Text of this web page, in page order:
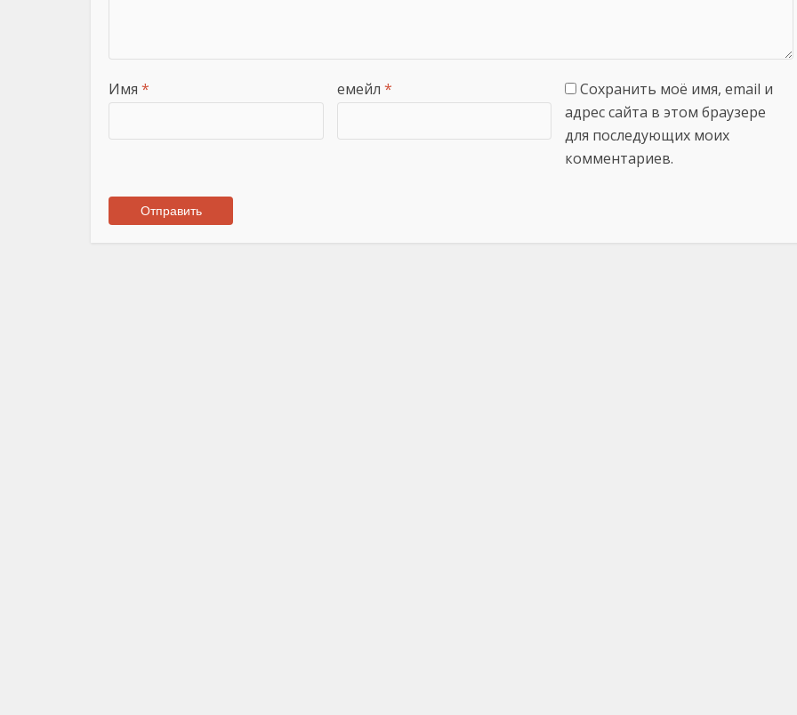
Имя * емейл *
Сохранить моё имя, email и
адрес сайта в этом браузере
для последующих моих
комментариев.